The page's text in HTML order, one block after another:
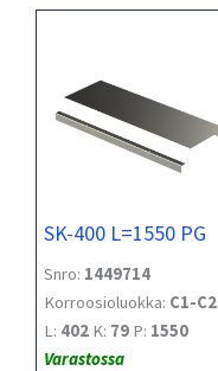
SK-400 L=1550 PG
Snro: 1449714
Korroosioluokka: C1-C2
L: 402 K: 79 P: 1550
Varastossa